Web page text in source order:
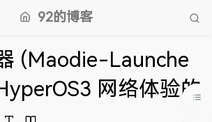
92的博客
(Maodie-Launche
网络体验的